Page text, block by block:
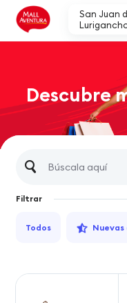
San Juan
Descubre
Filtrar
Todos